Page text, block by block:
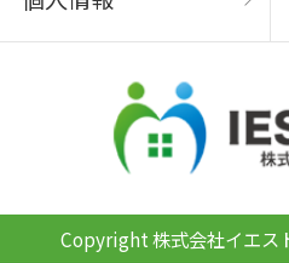
Copyright 株式会社イエ